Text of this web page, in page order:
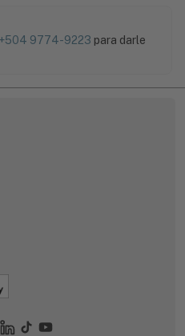
+504 9774-9223 para darle